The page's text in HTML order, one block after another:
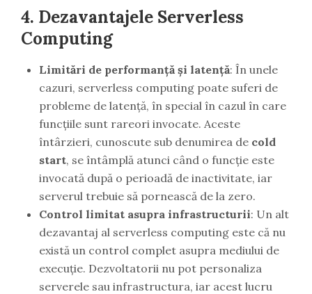
4. Dezavantajele Serverless
Computing
Limitări de performanță și latență: În unele
cazuri, serverless computing poate suferi de
probleme de latență, în special în cazul în care
funcțiile sunt rareori invocate. Aceste
întârzieri, cunoscute sub denumirea de cold
start, se întâmplă atunci când o funcție este
invocată după o perioadă de inactivitate, iar
serverul trebuie să pornească de la zero.
Control limitat asupra infrastructurii: Un alt
dezavantaj al serverless computing este că nu
există un control complet asupra mediului de
execuție. Dezvoltatorii nu pot personaliza
serverele sau infrastructura, iar acest lucru